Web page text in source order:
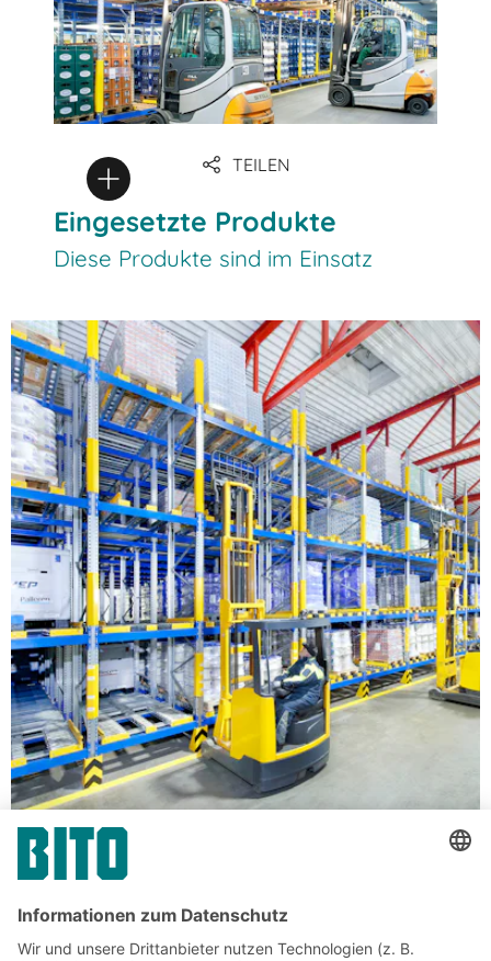
TEILEN
Eingesetzte Produkte
Diese Produkte sind im Einsatz
Regale für Palettenlagerung
Palettendurchlaufregal von BITO